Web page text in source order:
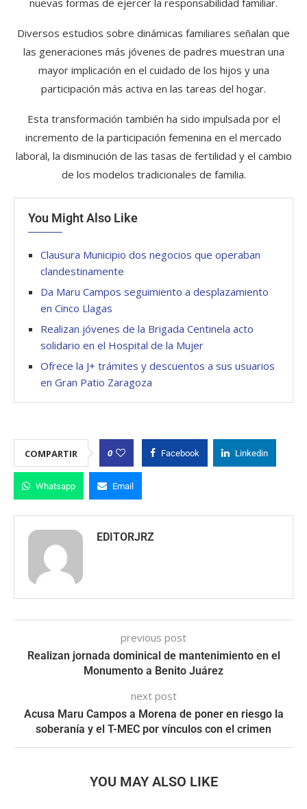
nuevas formas de ejercer la responsabilidad familiar.
Diversos estudios sobre dinámicas familiares señalan que
las generaciones más jóvenes de padres muestran una
mayor implicación en el cuidado de los hijos y una
participación más activa en las tareas del hogar.
Esta transformación también ha sido impulsada por el
incremento de la participación femenina en el mercado
laboral, la disminución de las tasas de fertilidad y el cambio
de los modelos tradicionales de familia.
You Might Also Like
Clausura Municipio dos negocios que operaban
clandestinamente
Da Maru Campos seguimiento a desplazamiento
en Cinco Llagas
Realizan jóvenes de la Brigada Centinela acto
solidario en el Hospital de la Mujer
Ofrece la J+ trámites y descuentos a sus usuarios
en Gran Patio Zaragoza
COMPARTIR 0 Facebook Linkedin
Whatsapp Email
EDITORJRZ
previous post
Realizan jornada dominical de mantenimiento en el
Monumento a Benito Juárez
next post
Acusa Maru Campos a Morena de poner en riesgo la
soberanía y el T-MEC por vínculos con el crimen
YOU MAY ALSO LIKE